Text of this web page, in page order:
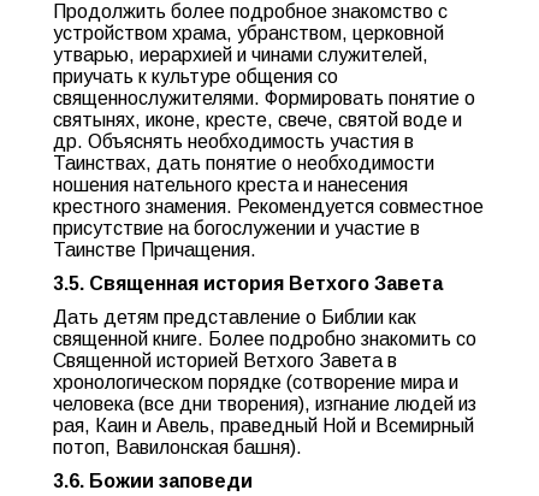
Продолжить более подробное знакомство с
устройством храма, убранством, церковной
утварью, иерархией и чинами служителей,
приучать к культуре общения со
священнослужителями. Формировать понятие о
святынях, иконе, кресте, свече, святой воде и
др. Объяснять необходимость участия в
Таинствах, дать понятие о необходимости
ношения нательного креста и нанесения
крестного знамения. Рекомендуется совместное
присутствие на богослужении и участие в
Таинстве Причащения.
3.5. Священная история Ветхого Завета
Дать детям представление о Библии как
священной книге. Более подробно знакомить со
Священной историей Ветхого Завета в
хронологическом порядке (сотворение мира и
человека (все дни творения), изгнание людей из
рая, Каин и Авель, праведный Ной и Всемирный
потоп, Вавилонская башня).
3.6. Божии заповеди